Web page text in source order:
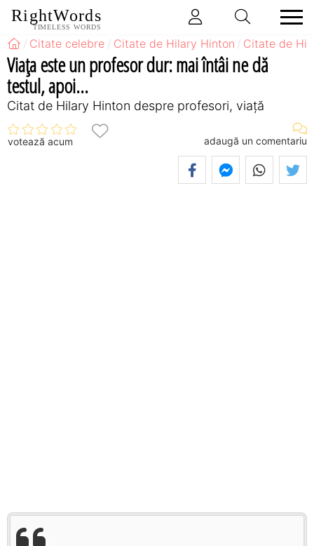
RightWords
TIMELESS WORDS
Citate celebre Citate de Hilary Hinton Citate de
Viaţa este un profesor dur: mai întâi ne dă
testul, apoi...
Citat de Hilary Hinton despre profesori, viață
votează acum adaugă un comentariu